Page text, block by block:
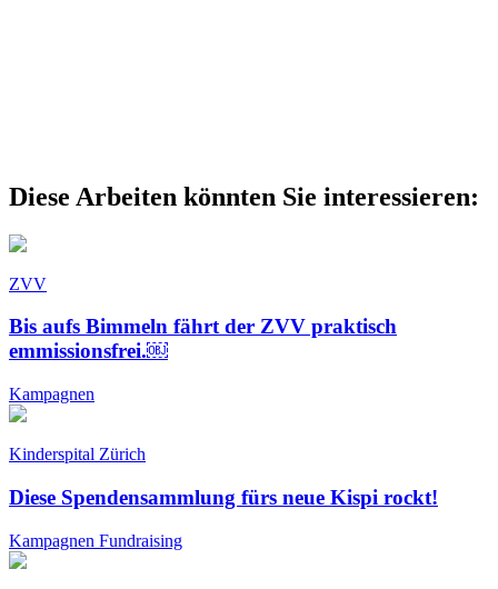
Diese Arbeiten könnten Sie interessieren:
ZVV
Bis aufs Bimmeln fährt der ZVV praktisch
emmissionsfrei.￼
Kampagnen
Kinderspital Zürich
Diese Spendensammlung fürs neue Kispi rockt!
Kampagnen Fundraising